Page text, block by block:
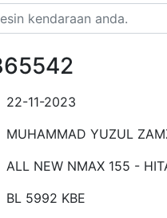
22-11-2023
MUHAMMAD YUZUL
ALL NEW NMAX 155 -
BL 5992 KBE